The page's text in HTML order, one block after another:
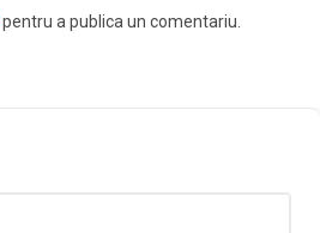
pentru a publica un comentariu.